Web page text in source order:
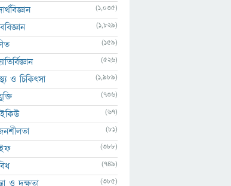
(1,035)
(1,829)
(159)
(526)
ও চিকিৎসা (1,989)
(736)
(67)
(81)
(388)
(749)
ও দক্ষতা (385)